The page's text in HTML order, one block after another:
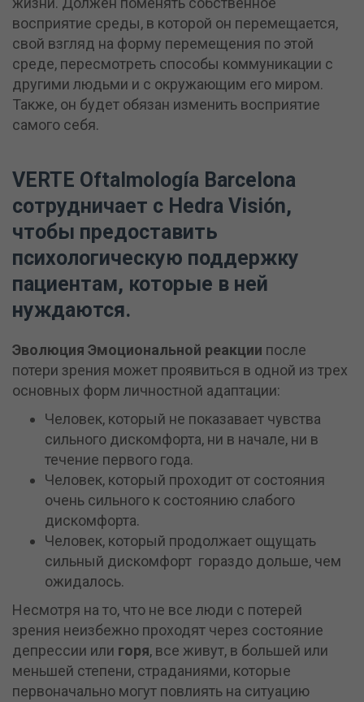
восприятие среды, в которой он перемещается,
свой взгляд на форму перемещения по этой
среде, пересмотреть способы коммуникации с
другими людьми и с окружающим его миром.
Также, он будет обязан изменить восприятие
самого себя.
VERTE Oftalmología Barcelona
сотрудничает с Hedra Visión,
чтобы предоставить
психологическую поддержку
пациентам, которые в ней
нуждаются.
Эволюция Эмоциональной реакции после
потери зрения может проявиться в одной из трех
основных форм личностной адаптации:
Человек, который не показавает чувства
сильного дискомфорта, ни в начале, ни в
течение первого года.
Человек, который проходит от состояния
очень сильного к состоянию слабого
дискомфорта.
Человек, который продолжает ощущать
сильный дискомфорт гораздо дольше, чем
ожидалось.
Несмотря на то, что не все люди с потерей
зрения неизбежно проходят через состояние
депрессии или горя, все живут, в большей или
меньшей степени, страданиями, которые
первоначально могут повлиять на ситуацию